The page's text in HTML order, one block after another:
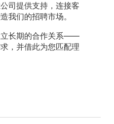
司提供支持，连接客
我们的招聘市场。
立长期的合作关系——
，并借此为您匹配理